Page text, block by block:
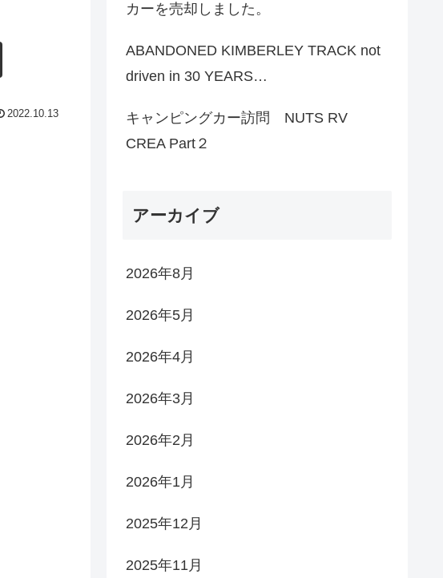
2022.10.13
カーを売却しました。
ABANDONED KIMBERLEY TRACK not
driven in 30 YEARS…
キャンピングカー訪問 NUTS RV
CREA Part２
アーカイブ
2026年8月
2026年5月
2026年4月
2026年3月
2026年2月
2026年1月
2025年12月
2025年11月